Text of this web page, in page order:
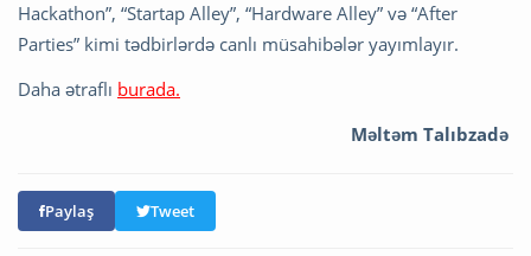
Hackathon”, “Startap Alley”, “Hardware Alley” və “After
Parties” kimi tədbirlərdə canlı müsahibələr yayımlayır.
Daha ətraflı burada.
Məltəm Talıbzadə
Paylaş Tweet